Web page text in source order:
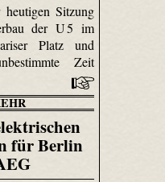
Sitzung
der U 5 im
Platz und
Zeit
für Berlin